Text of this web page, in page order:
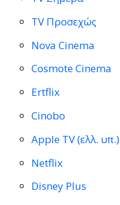
TV Προσεχώς
Nova Cinema
Cosmote Cinema
Ertflix
Cinobo
Apple TV (ελλ. υπ.)
Netflix
Disney Plus